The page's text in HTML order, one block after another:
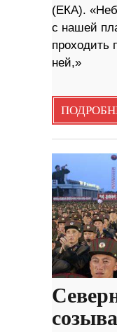
(ЕКА).
с нашей
проходить
ней,»